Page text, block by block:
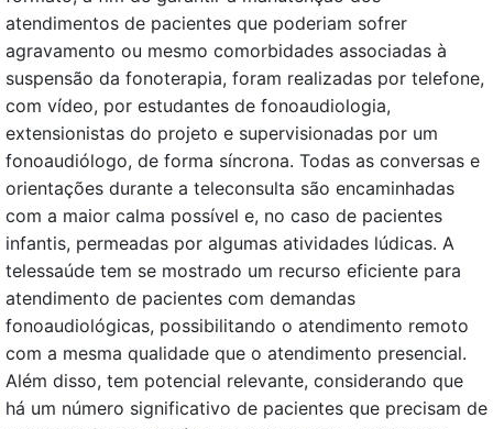
atendimentos de pacientes que poderiam sofrer
agravamento ou mesmo comorbidades associadas à
suspensão da fonoterapia, foram realizadas por telefone,
com vídeo, por estudantes de fonoaudiologia,
extensionistas do projeto e supervisionadas por um
fonoaudiólogo, de forma síncrona. Todas as conversas e
orientações durante a teleconsulta são encaminhadas
com a maior calma possível e, no caso de pacientes
infantis, permeadas por algumas atividades lúdicas. A
telessaúde tem se mostrado um recurso eficiente para
atendimento de pacientes com demandas
fonoaudiológicas, possibilitando o atendimento remoto
com a mesma qualidade que o atendimento presencial.
Além disso, tem potencial relevante, considerando que
há um número significativo de pacientes que precisam de